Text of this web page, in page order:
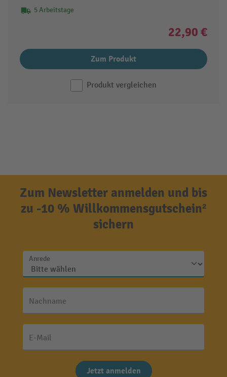
5 Arbeitstage
22,90 €
Zum Produkt
Produkt vergleichen
Zum Newsletter anmelden und bis
zu -10 % Willkommensgutschein²
sichern
Anrede
Nachname
E-Mail
Jetzt anmelden